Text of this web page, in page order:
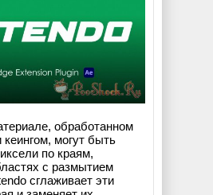
обработанном
кеингом, могут быть
по краям,
с размытием
сглаживает эти